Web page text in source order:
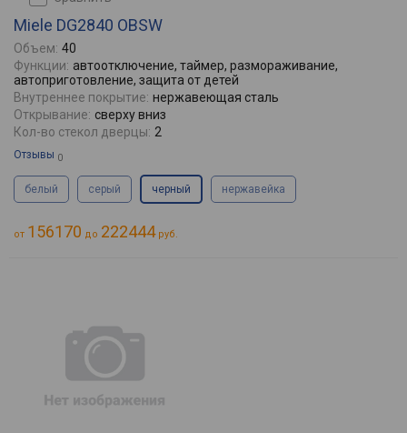
Miele DG2840 OBSW
Объем: 40
Функции: автоотключение, таймер, размораживание,
автоприготовление, защита от детей
Внутреннее покрытие: нержавеющая сталь
Открывание: сверху вниз
Кол-во стекол дверцы: 2
Отзывы 0
белый серый черный нержавейка
от 156170 до 222444руб.